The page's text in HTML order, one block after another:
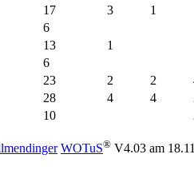
17 3 1
6
13
1
6
23 2 2
28 4 4
10
WOTuS® V4.03 am